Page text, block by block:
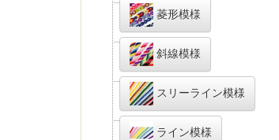
菱形模様
斜線模様
スリーライン模様
ライン模様